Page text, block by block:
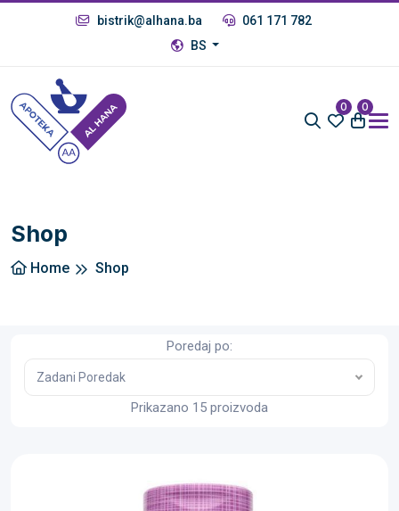
bistrik@alhana.ba
061 171 782
BS
0 0
Shop
Home Shop
Poredaj po:
Zadani Poredak
Prikazano 15 proizvoda